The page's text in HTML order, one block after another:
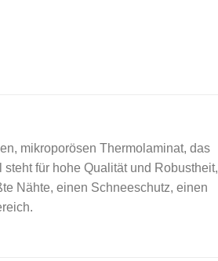
mikroporösen Thermolaminat, das
für hohe Qualität und Robustheit,
Nähte, einen Schneeschutz, einen